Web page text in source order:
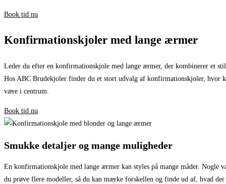
Book tid nu
Konfirmationskjoler med lange ærmer
Leder du efter en konfirmationskjole med lange ærmer, der kombinerer et
Hos ABC Brudekjoler finder du et stort udvalg af konfirmationskjoler, hvor
være i centrum.
Book tid nu
Smukke detaljer og mange muligheder
En konfirmationskjole med lange ærmer kan styles på mange måder.
du prøve flere modeller, så du kan mærke forskellen og finde ud af, hvad